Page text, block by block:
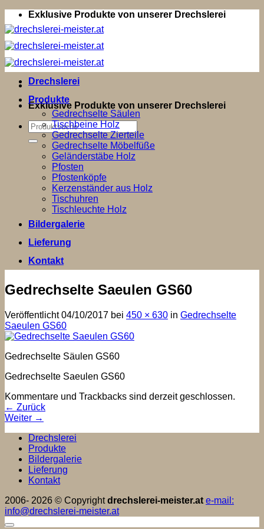
Zum
Inhalt
springen
Exklusive Produkte von unserer Drechslerei
Exklusive Produkte von unserer Drechslerei
Suchen
nach:
Drechslerei
Produkte
Gedrechselte Säulen
Tischbeine Holz
Gedrechselte Zierteile
Gedrechselte Möbelfüße
Geländerstäbe Holz
Pfosten
Pfostenköpfe
Kerzenständer aus Holz
Tischuhren
Tischleuchte Holz
Bildergalerie
Lieferung
Kontakt
Gedrechselte Saeulen GS60
Veröffentlicht04/10/2017 bei 450 × 630 in Gedrechselte
Saeulen GS60
Gedrechselte Säulen GS60
Gedrechselte Saeulen GS60
Kommentare und Trackbacks sind derzeit geschlossen.
← Zurück
Weiter →
Drechslerei
Produkte
Bildergalerie
Lieferung
Kontakt
2006- 2026 © Copyrightdrechslerei-meister.at e-mail:
info@drechslerei-meister.at